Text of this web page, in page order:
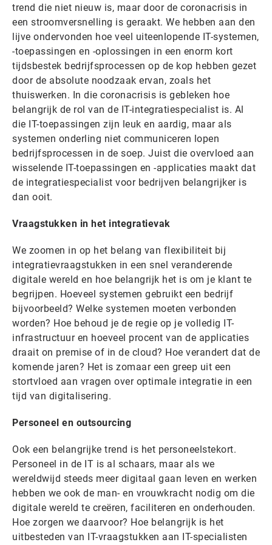
trend die niet nieuw is, maar door de coronacrisis in
een stroomversnelling is geraakt. We hebben aan den
lijve ondervonden hoe veel uiteenlopende IT-systemen,
-toepassingen en -oplossingen in een enorm kort
tijdsbestek bedrijfsprocessen op de kop hebben gezet
door de absolute noodzaak ervan, zoals het
thuiswerken. In die coronacrisis is gebleken hoe
belangrijk de rol van de IT-integratiespecialist is. Al
die IT-toepassingen zijn leuk en aardig, maar als
systemen onderling niet communiceren lopen
bedrijfsprocessen in de soep. Juist die overvloed aan
wisselende IT-toepassingen en -applicaties maakt dat
de integratiespecialist voor bedrijven belangrijker is
dan ooit.
Vraagstukken in het integratievak
We zoomen in op het belang van flexibiliteit bij
integratievraagstukken in een snel veranderende
digitale wereld en hoe belangrijk het is om je klant te
begrijpen. Hoeveel systemen gebruikt een bedrijf
bijvoorbeeld? Welke systemen moeten verbonden
worden? Hoe behoud je de regie op je volledig IT-
infrastructuur en hoeveel procent van de applicaties
draait on premise of in de cloud? Hoe verandert dat de
komende jaren? Het is zomaar een greep uit een
stortvloed aan vragen over optimale integratie in een
tijd van digitalisering.
Personeel en outsourcing
Ook een belangrijke trend is het personeelstekort.
Personeel in de IT is al schaars, maar als we
wereldwijd steeds meer digitaal gaan leven en werken
hebben we ook de man- en vrouwkracht nodig om die
digitale wereld te creëren, faciliteren en onderhouden.
Hoe zorgen we daarvoor? Hoe belangrijk is het
uitbesteden van IT-vraagstukken aan IT-specialisten